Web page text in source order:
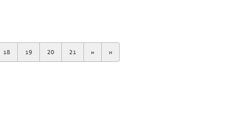
18 19 20 21 Next Last